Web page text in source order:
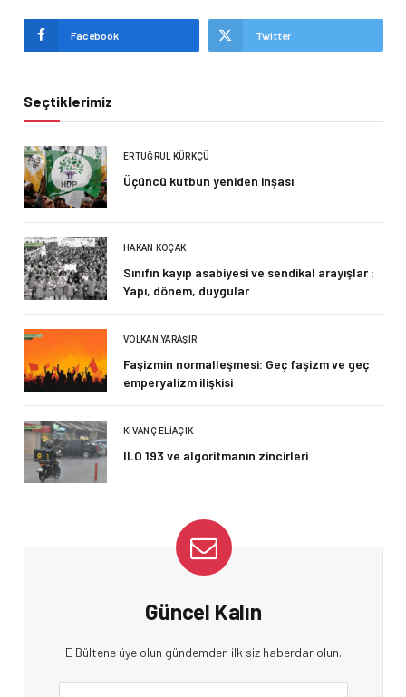
Facebook Twitter
Seçtiklerimiz
ERTUĞRUL KÜRKÇÜ
Üçüncü kutbun yeniden inşası
HAKAN KOÇAK
Sınıfın kayıp asabiyesi ve sendikal arayışlar :
Yapı, dönem, duygular
VOLKAN YARAŞIR
Faşizmin normalleşmesi: Geç faşizm ve geç
emperyalizm ilişkisi
KIVANÇ ELIAÇIK
ILO 193 ve algoritmanın zincirleri
Güncel Kalın
E Bültene üye olun gündemden ilk siz haberdar olun.